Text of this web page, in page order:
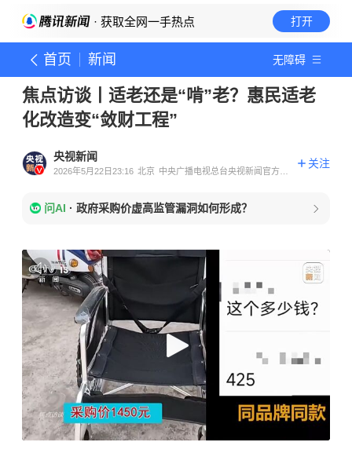
· 获取全网一手热点 打开
首页 新闻 无障碍
焦点访谈丨适老还是“啃”老？惠民适老
化改造变“敛财工程”
央视新闻
2026年5月22日23:16 北京 中央广播电视总台央视新闻官方账
关注
问AI · 政府采购价虚高监管漏洞如何形成？